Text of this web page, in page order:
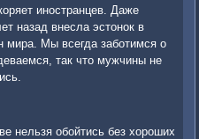
иностранцев. Даже
назад внесла эстонок в
мира. Мы всегда заботимся о
так что мужчины не
нельзя обойтись без хороших